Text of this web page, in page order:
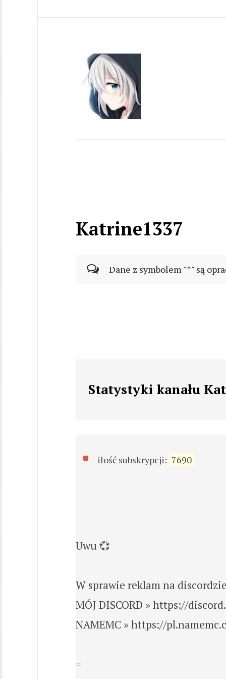
Katrine1337
Dane z symbolem "*" są
Statystyki kanału
ilość subskrypcji: 7690
Uwu 💞
W sprawie reklam na
MÓJ DISCORD » https://
NAMEMC » https://
=